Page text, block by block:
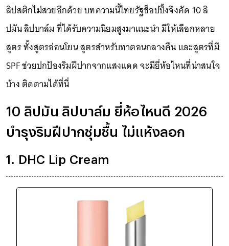
#MizuMi Skincare UV Lip Glassy Balm #Eucerin Aquaphor SOS LIP CARE
#Burt's Bees Vanilla Moisturizing Lip Balm
Mentholatum Melty Cream Lip Fragrance Free
#Moleculogy PH Glossy Gel Balm
#Torriden Solid In Ceramide Lip Essence
#Country&Stream Natural Honey Lip
ลิปสติกไม่สวยอีกด้วย บทความนี้ไทยรัฐช็อปปิ้งจึงคัด 10 ลิ
ปมัน ลิปบาล์ม ที่ได้รับความนิยมสูงมาแนะนำ มีให้เลือกหลาย
สูตร ทั้งสูตรอ่อนโยน สูตรสำหรับทาตอนกลางคืน และสูตรที่มี
SPF ช่วยปกป้องริมฝีปากจากแสงแดด จะมียี่ห้อไหนที่น่าสนใจ
บ้าง ติดตามได้ที่นี่
10 ลิปมัน ลิปบาล์ม ยี่ห้อไหนดี 2026
บำรุงริมฝีปากชุ่มชื้น ไม่แห้งลอก
1. DHC Lip Cream